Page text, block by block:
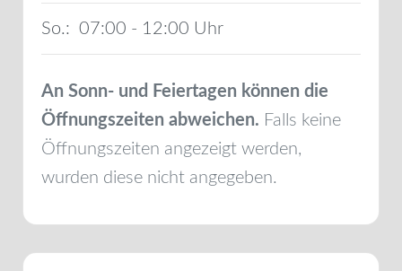
So.: 07:00 - 12:00
An Sonn- und Feiertagen können die
Öffnungszeiten abweichen. Falls keine
Öffnungszeiten angezeigt werden,
wurden diese nicht angegeben.